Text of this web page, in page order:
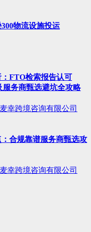
物流设施投运
FTO检索报告认可
务商甄选避坑全攻略
幸跨境咨询有限公司
合规靠谱服务商甄选攻
幸跨境咨询有限公司